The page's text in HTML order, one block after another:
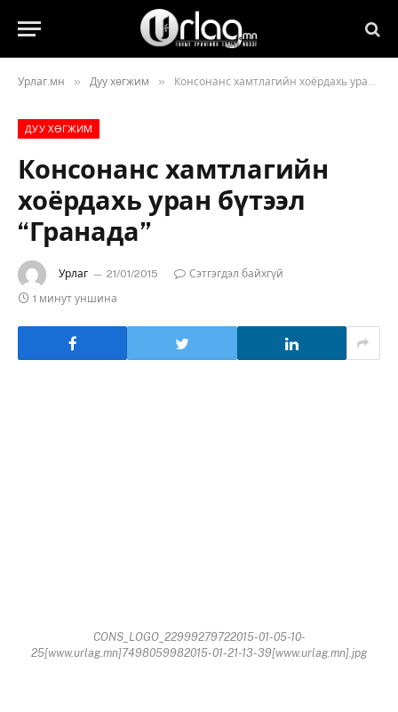
Урлаг.мн » Дуу хөгжим » Консонанс хамтлагийн хоёрдахь уран бүтээл “Гранада”
ДУУ ХӨГЖИМ
Консонанс хамтлагийн
хоёрдахь уран бүтээл
“Гранада”
Урлаг 21/01/2015
Сэтгэгдэл байхгүй
1 минут уншина
CONS_LOGO_22999279722015-01-05-10-
25[www.urlag.mn]7498059982015-01-21-13-39[www.urlag.mn].jpg